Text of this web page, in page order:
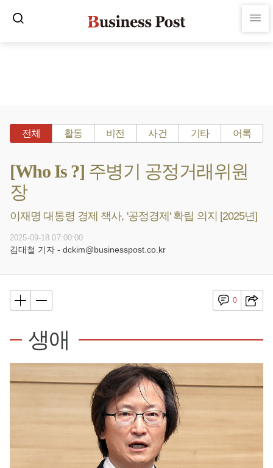
전체 활동 비전 사건 기타 어록
[Who Is ?] 주병기 공정거래위원
장
이재명 대통령 경제 책사, '공정경제' 확립 의지 [2025년]
2025-09-18 07:00:00
김대철 기자 - dckim@businesspost.co.kr
0
생애